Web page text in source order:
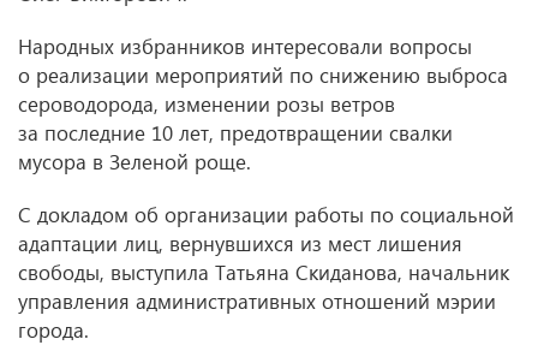
Народных избранников интересовали вопросы
о реализации мероприятий по снижению выброса
сероводорода, изменении розы ветров
за последние 10 лет, предотвращении свалки
мусора в Зеленой роще.
С докладом об организации работы по социальной
адаптации лиц, вернувшихся из мест лишения
свободы, выступила Татьяна Скиданова, начальник
управления административных отношений мэрии
города.